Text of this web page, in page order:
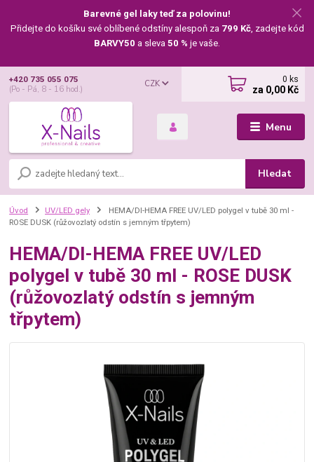
Barevné gel laky teď za polovinu!
Přidejte do košíku své oblíbené odstíny alespoň za 799 Kč, zadejte kód
BARVY50 a sleva 50 % je vaše.
Menu
CZK
Hledat
+420 735 055 075
(Po - Pá, 8 - 16 hod.)
0 ks
za 0,00 Kč
Úvod UV/LED gely
HEMA/DI-HEMA FREE UV/LED polygel v tubě 30 ml -
ROSE DUSK (růžovozlatý odstín s jemným třpytem)
HEMA/DI-HEMA FREE UV/LED
polygel v tubě 30 ml - ROSE DUSK
(růžovozlatý odstín s jemným
třpytem)